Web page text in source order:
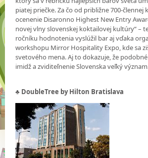
piatej priečke. Za čo od približne 700-člennej
ocenenie Disaronno Highest New Entry
novej vlny slovenskej koktailovej kultúry“ –
ročníku hodnotenia vyslúžil bar aj vďaka
workshopu Mirror Hospitality Expo, kde sa
svetového mena. Aj to dokazuje, že
imidž a zviditeľnenie Slovenska veľký
♣ DoubleTree by Hilton Bratislava